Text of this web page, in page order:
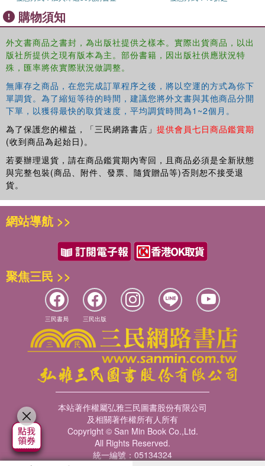
購物須知
外文書商品之書封，為出版社提供之樣本。實際出貨商品，以出
版社所提供之現有版本為主。部份書籍，因出版社供應狀況特
殊，匯率將依實際狀況做調整。
無庫存之商品，在您完成訂單程序之後，將以空運的方式為你下
單調貨。為了縮短等待的時間，建議您將外文書與其他商品分開
下單，以獲得最快的取貨速度，平均調貨時間為1~2個月。
為了保護您的權益，「三民網路書店」 提供會員七日商品鑑賞期
(收到商品為起始日)。
若要辦理退貨，請在商品鑑賞期內寄回，且商品必須是全新狀態
與完整包裝(商品、附件、發票、隨貨贈品等)否則恕不接受退
貨。
網站導航 >>
聚焦三民 >>
三民書局 三民出版
本站著作權屬弘雅三民圖書股份有限公司
及相關著作權所有人所有
Copyright © San Min Book Co.,Ltd.
All Rights Reserved.
統一編號：05134324